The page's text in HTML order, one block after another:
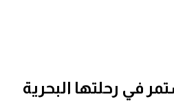
في رحلتها البحرية